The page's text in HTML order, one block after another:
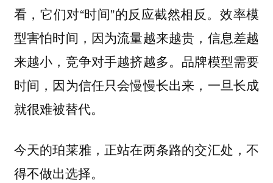
看，它们对“时间”的反应截然相反。效率模
型害怕时间，因为流量越来越贵，信息差越
来越小，竞争对手越挤越多。品牌模型需要
时间，因为信任只会慢慢长出来，一旦长成
就很难被替代。
今天的珀莱雅，正站在两条路的交汇处，不
得不做出选择。